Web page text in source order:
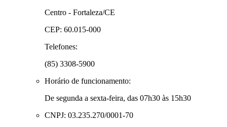
Centro - Fortaleza/CE
CEP: 60.015-000
Telefones:
(85) 3308-5900
Horário de funcionamento:
De segunda a sexta-feira, das 07h30 às 15h30
CNPJ: 03.235.270/0001-70